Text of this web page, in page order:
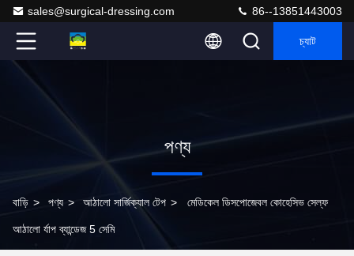
sales@surgical-dressing.com 86--13851443003
চ্যাট
পণ্য
বাড়ি > পণ্য > আঠালো সার্জিক্যাল টেপ > মেডিকেল ডিসপোজেবল কোহেসিভ সেল্ফ
আঠালো র্যাপ ব্যান্ডেজ 5 সেমি